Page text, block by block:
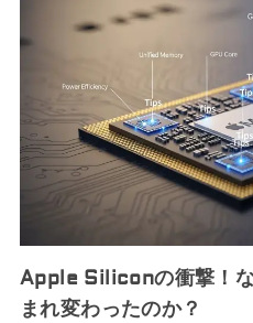
Apple Siliconの衝撃！
まれ変わったのか？